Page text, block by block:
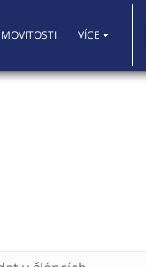
VÍCE